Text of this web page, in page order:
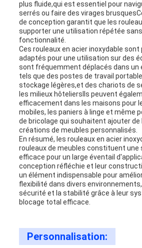
plus fluide,qui est essentiel pour
serrés ou faire des virages
de conception garantit que les
supporter une utilisation répétée
fonctionnalité.
Ces rouleaux en acier inoxydable
adaptés pour une utilisation sur des
sont fréquemment déplacés dans un
tels que des postes de travail
stockage légères,et des chariots de
les milieux hôteliersIls peuvent
efficacement dans les maisons pour
mobiles, les paniers à linge et même
de bricolage qui souhaitent ajouter de
créations de meubles personnalisés.
En résumé, les rouleaux en acier
rouleaux de meubles constituent une
efficace pour un large éventail
conception réfléchie et leur
un élément indispensable pour
flexibilité dans divers
sécurité et la stabilité grâce à leur
blocage total efficace.
Personnalisation: